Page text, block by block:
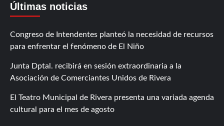
Últimas noticias
Congreso de Intendentes planteó la necesidad de recursos
para enfrentar el fenómeno de El Niño
Junta Dptal. recibirá en sesión extraordinaria a la
Asociación de Comerciantes Unidos de Rivera
El Teatro Municipal de Rivera presenta una variada agenda
cultural para el mes de agosto